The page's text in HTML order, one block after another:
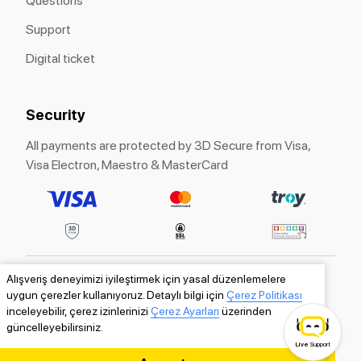
Alışveriş deneyimizi iyileştirmek için yasal düzenlemelere
uygun çerezler kullanıyoruz. Detaylı bilgi için Çerez Politikası
inceleyebilir, çerez izinlerinizi Çerez Ayarları üzerinden
güncelleyebilirsiniz.
Support
Digital ticket
Security
All payments are protected by 3D Secure from Visa,
Visa Electron, Maestro & MasterCard
ITICKET® is a registered trademark of «ITICKET»
LLC.
Live Support